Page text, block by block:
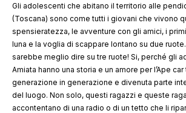
Gli adolescenti che abitano il territorio alle
(Toscana) sono come tutti i giovani che vivono
spensieratezza, le avventure con gli amici, i
luna e la voglia di scappare lontano su due
sarebbe meglio dire su tre ruote! Si, perché gli
Amiata hanno una storia e un amore per l’Ape
generazione in generazione e divenuta parte
del luogo. Non solo, questi ragazzi e queste
accontentano di una radio o di un tetto che li